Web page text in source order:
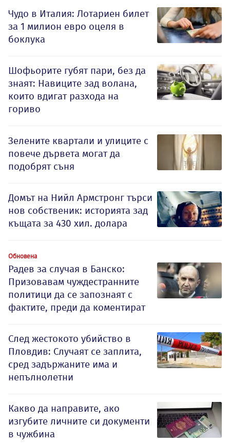
Чудо в Италия: Лотариен билет
за 1 милион евро оцеля в
боклука
Шофьорите губят пари, без да
знаят: Навиците зад волана,
които вдигат разхода на
гориво
Зелените квартали и улиците с
повече дървета могат да
подобрят съня
Домът на Нийл Армстронг търси
нов собственик: историята зад
къщата за 430 хил. долара
Обновена
Радев за случая в Банско:
Призовавам чуждестранните
политици да се запознаят с
фактите, преди да коментират
След жестокото убийство в
Пловдив: Случаят се заплита,
сред задържаните има и
непълнолетни
Какво да направите, ако
изгубите личните си документи
в чужбина